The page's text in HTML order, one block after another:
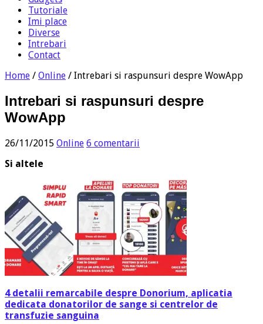
Tutoriale
Imi place
Diverse
Intrebari
Contact
Home / Online / Intrebari si raspunsuri despre WowApp
Intrebari si raspunsuri despre
WowApp
26/11/2015 Online 6 comentarii
Si altele
4 detalii remarcabile despre Donorium, aplicatia
dedicata donatorilor de sange si centrelor de
transfuzie sanguina